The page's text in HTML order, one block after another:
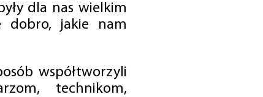
dla nas wielkim
dobro, jakie nam
współtworzyli
technikom,